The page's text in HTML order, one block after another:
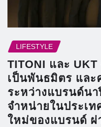
LIFESTYLE
TITONI และ
เป็นพันธมิตร แล
ระหว่างแบรนด์น
จำหน่ายในประเ
ใหม่ของแบรนด์ ผ่